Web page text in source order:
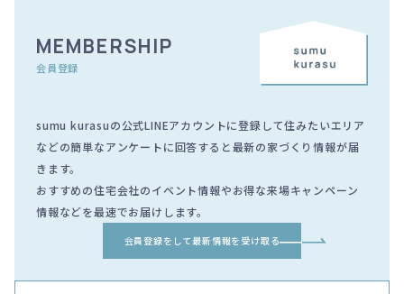
MEMBERSHIP
会員登録
sumu kurasuの公式LINEアカウントに登録して住みたいエリア
などの簡単なアンケートに回答すると最新の家づくり情報が届
きます。
おすすめの住宅会社のイベント情報やお得な来場キャンペーン
情報などを最速でお届けします。
会員登録をして最新情報を受け取る